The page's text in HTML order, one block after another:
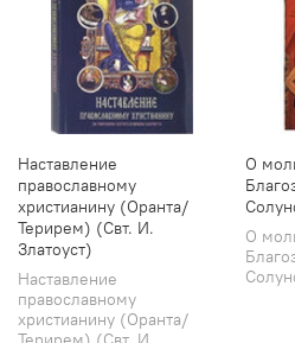
Наставление
православному
христианину (Оранта/
Терирем) (Свт. И.
Златоуст)
Наставление
православному
христианину (Оранта/
О
О